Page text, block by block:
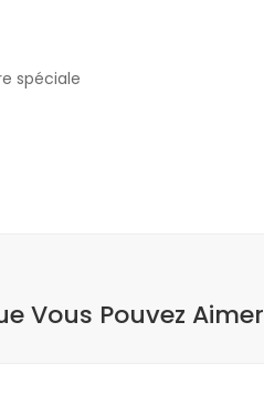
spéciale
Vous Pouvez Aimer